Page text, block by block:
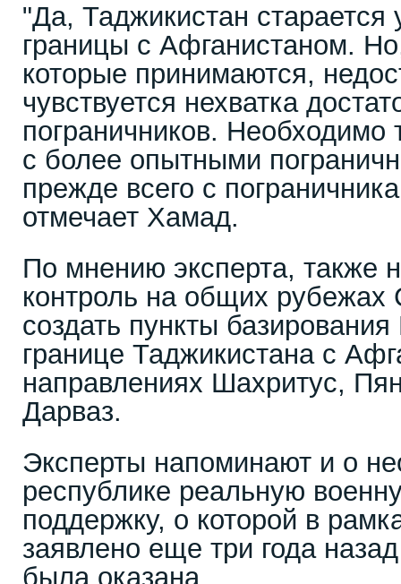
"Да, Таджикистан старается
границы с Афганистаном.
которые принимаются,
чувствуется нехватка
пограничников. Необходимо
с более опытными
прежде всего с
отмечает Хамад.
По мнению эксперта, также
контроль на общих
создать пункты
границе Таджикистана с
направлениях Шахритус,
Дарваз.
Эксперты напоминают и о
республике реальную
поддержку, о которой в
заявлено еще три года
была оказана.